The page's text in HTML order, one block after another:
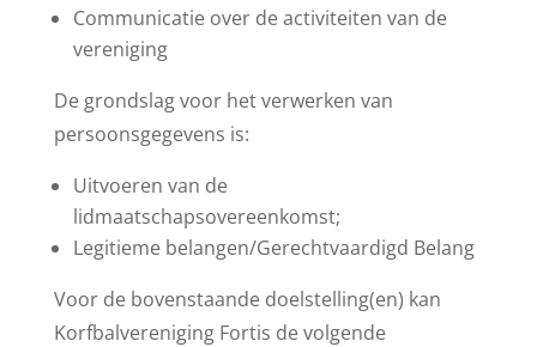
Communicatie over de activiteiten van de
vereniging
De grondslag voor het verwerken van
persoonsgegevens is:
Uitvoeren van de
lidmaatschapsovereenkomst;
Legitieme belangen/Gerechtvaardigd Belang
Voor de bovenstaande doelstelling(en) kan
Korfbalvereniging Fortis de volgende